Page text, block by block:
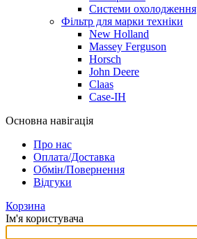
Системи охолодження
Фільтр для марки техніки
New Holland
Massey Ferguson
Horsch
John Deere
Claas
Case-IH
Основна навігація
Про нас
Оплата/Доставка
Обмін/Повернення
Відгуки
Корзина
Ім'я користувача